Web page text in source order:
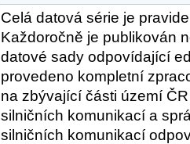
Celá datová série je
Každoročně je publikován
datové sady odpovídající
provedeno kompletní
na zbývající části území
silničních komunikací a
silničních komunikací